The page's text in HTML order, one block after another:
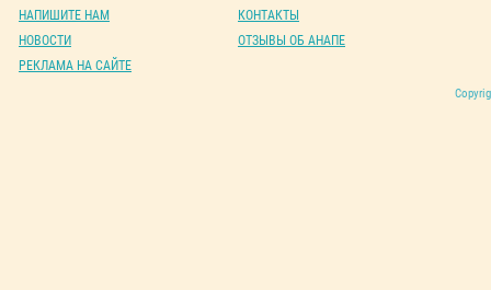
НАПИШИТЕ НАМ
НОВОСТИ
РЕКЛАМА НА САЙТЕ
КОНТАКТЫ
ОТЗЫВЫ ОБ АНАПЕ